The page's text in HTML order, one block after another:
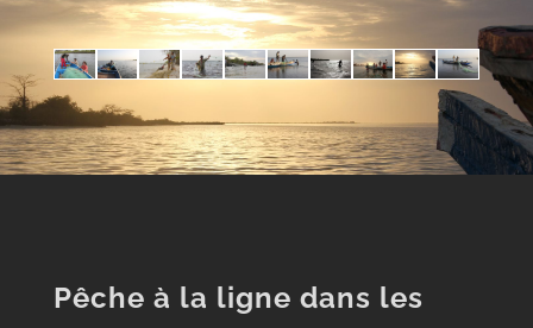
Pêche à la ligne dans les